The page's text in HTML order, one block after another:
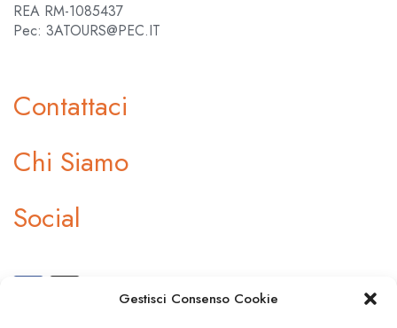
Gestisci Consenso Cookie
REA RM-1085437
Pec: 3ATOURS@PEC.IT
Contattaci
Chi Siamo
Social